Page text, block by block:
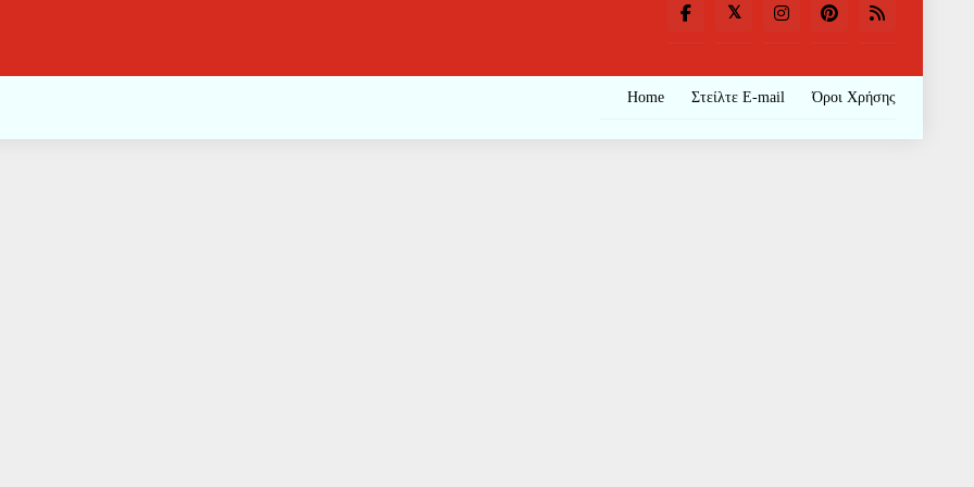
Home Στείλτε E-mail Όροι Χρήσης